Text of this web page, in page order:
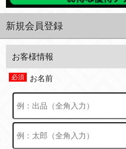
新規会員登録
お客様情報
お名前